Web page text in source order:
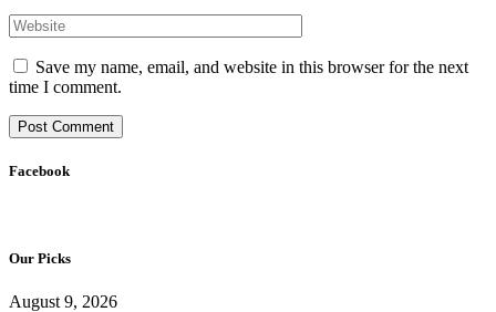
Save my name, email, and website in this browser for the next
time I comment.
Facebook
Our Picks
August 9, 2026